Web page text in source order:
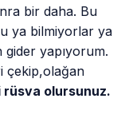
bir daha. Bu
ya bilmiyorlar ya
yapıyorum.
çekip,olağan
rüsva olursunuz.